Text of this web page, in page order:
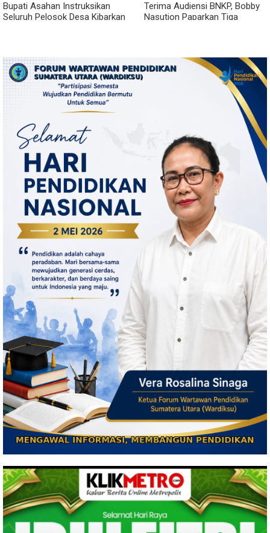
Bupati Asahan Instruksikan
Seluruh Pelosok Desa Kibarkan
Terima Audiensi BNKP, Bobby
Nasution Paparkan Tiga